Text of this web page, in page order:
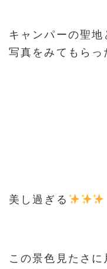
キャンパーの聖
写真をみてもらっ
美し過ぎる
この景色見たさ